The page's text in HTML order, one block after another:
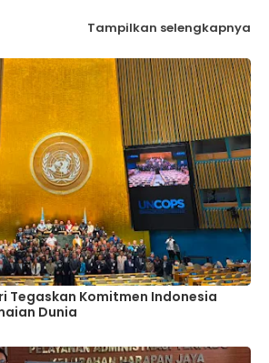
Tampilkan selengkapnya
Tegaskan Komitmen Indonesia
Dunia